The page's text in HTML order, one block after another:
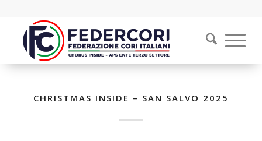
CHRISTMAS INSIDE – SAN SALVO 2025